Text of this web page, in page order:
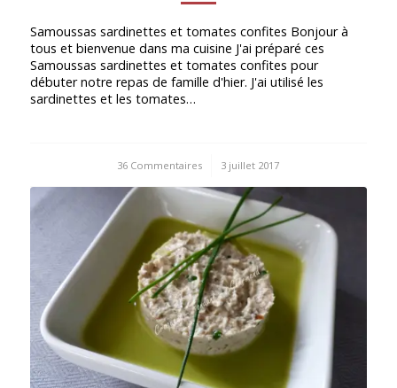
Samoussas sardinettes et tomates confites Bonjour à
tous et bienvenue dans ma cuisine J'ai préparé ces
Samoussas sardinettes et tomates confites pour
débuter notre repas de famille d'hier. J'ai utilisé les
sardinettes et les tomates…
36 Commentaires
/ 3 juillet 2017